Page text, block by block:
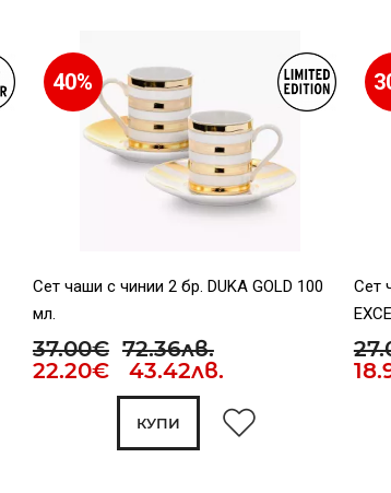
40%
Сет чаши с чинии 2 бр. DUKA GOLD 100
мл.
37.00€ 72.36лв.
22.20€ 43.42лв.
КУПИ
Сет